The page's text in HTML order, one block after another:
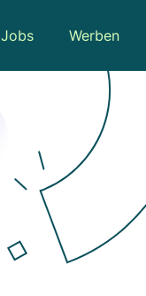
Jobs Werben